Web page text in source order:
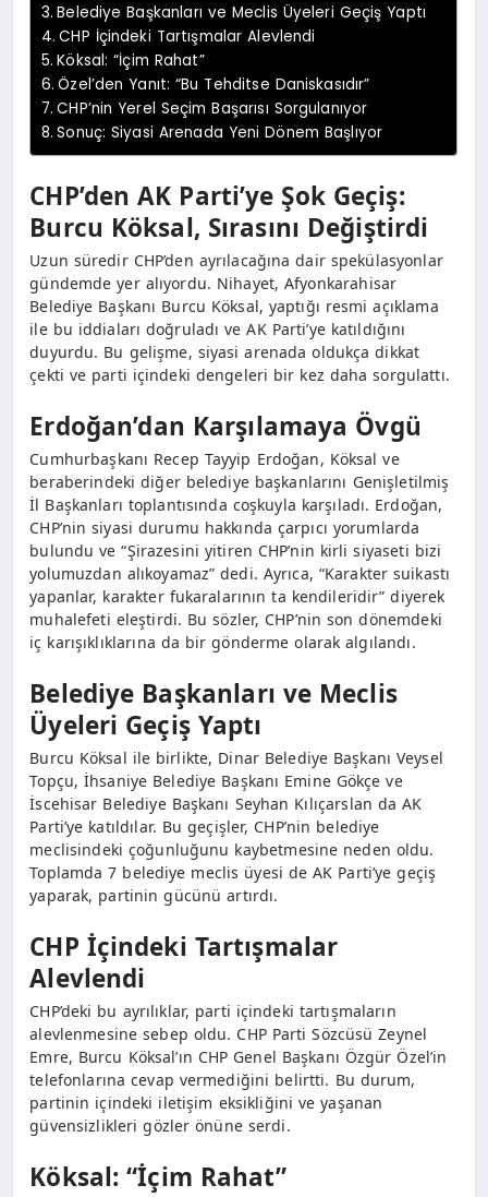
Belediye Başkanları ve Meclis Üyeleri Geçiş Yaptı
CHP İçindeki Tartışmalar Alevlendi
Köksal: “İçim Rahat”
Özel’den Yanıt: “Bu Tehditse Daniskasıdır”
CHP’nin Yerel Seçim Başarısı Sorgulanıyor
Sonuç: Siyasi Arenada Yeni Dönem Başlıyor
CHP’den AK Parti’ye Şok Geçiş:
Burcu Köksal, Sırasını Değiştirdi
Uzun süredir CHP’den ayrılacağına dair spekülasyonlar
gündemde yer alıyordu. Nihayet, Afyonkarahisar
Belediye Başkanı Burcu Köksal, yaptığı resmi açıklama
ile bu iddiaları doğruladı ve AK Parti’ye katıldığını
duyurdu. Bu gelişme, siyasi arenada oldukça dikkat
çekti ve parti içindeki dengeleri bir kez daha sorgulattı.
Erdoğan’dan Karşılamaya Övgü
Cumhurbaşkanı Recep Tayyip Erdoğan, Köksal ve
beraberindeki diğer belediye başkanlarını Genişletilmiş
İl Başkanları toplantısında coşkuyla karşıladı. Erdoğan,
CHP’nin siyasi durumu hakkında çarpıcı yorumlarda
bulundu ve “Şirazesini yitiren CHP’nin kirli siyaseti bizi
yolumuzdan alıkoyamaz” dedi. Ayrıca, “Karakter suikastı
yapanlar, karakter fukaralarının ta kendileridir” diyerek
muhalefeti eleştirdi. Bu sözler, CHP’nin son dönemdeki
iç karışıklıklarına da bir gönderme olarak algılandı.
Belediye Başkanları ve Meclis
Üyeleri Geçiş Yaptı
Burcu Köksal ile birlikte, Dinar Belediye Başkanı Veysel
Topçu, İhsaniye Belediye Başkanı Emine Gökçe ve
İscehisar Belediye Başkanı Seyhan Kılıçarslan da AK
Parti’ye katıldılar. Bu geçişler, CHP’nin belediye
meclisindeki çoğunluğunu kaybetmesine neden oldu.
Toplamda 7 belediye meclis üyesi de AK Parti’ye geçiş
yaparak, partinin gücünü artırdı.
CHP İçindeki Tartışmalar
Alevlendi
CHP’deki bu ayrılıklar, parti içindeki tartışmaların
alevlenmesine sebep oldu. CHP Parti Sözcüsü Zeynel
Emre, Burcu Köksal’ın CHP Genel Başkanı Özgür Özel’in
telefonlarına cevap vermediğini belirtti. Bu durum,
partinin içindeki iletişim eksikliğini ve yaşanan
güvensizlikleri gözler önüne serdi.
Köksal: “İçim Rahat”